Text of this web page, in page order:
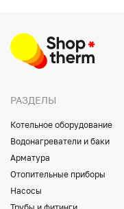
РАЗДЕЛЫ
Котельное оборудование
Водонагреватели и баки
Арматура
Отопительные приборы
Насосы